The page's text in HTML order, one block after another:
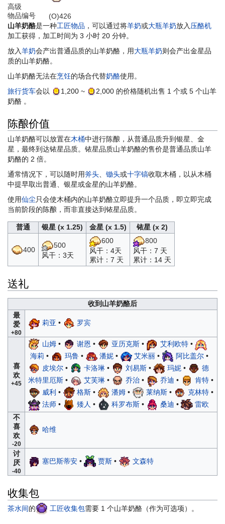
高级
物品编号
(O)426
山羊奶酪是一种工匠物品 ，可以通过将羊奶或大瓶羊奶放入 压酪机
加工获得，加工时间为 3 小时 20 分钟。
放入羊奶会产出普通品质的山羊奶酪，用大瓶羊奶则会产出金星品
质的山羊奶酪。
山羊奶酪无法在烹饪的场合代替奶酪使用。
旅行货车会以 1,200 ~ 2,000 的价格随机出售 1 个或 5 个山羊
奶酪 。
陈酿价值
山羊奶酪可以放置在木桶中进行陈酿，从普通品质升到银星、金
星，最终到达铱星品质。铱星品质山羊奶酪的售价是普通品质山羊
奶酪的 2 倍。
通常情况下，可以随时用斧头 锄头或十字镐收取木桶，以从木桶
中提早取出普通、银星或金星的山羊奶酪。
使用仙尘只会使木桶内的山羊奶酪立即提升一个品质，即立即完成
当前阶段的陈酿，而非直接达到铱星品质。
普通 银星 (x 1.25) 金星 (x 1.5) 铱星 (x 2)
400
500
风干：3天
600
风干：4天
累计：7 天
800
风干：7 天
累计：14 天
送礼
收到山羊奶酪后
最
爱
+80
莉亚 • 罗宾
喜
欢
+45
山姆• 谢恩 • 亚历克斯• 艾利欧特•
海莉 • 玛鲁• 潘妮• 艾米丽• 阿比盖尔•
皮埃尔• 卡洛琳• 刘易斯• 玛妮•
德
米特里厄斯• 艾芙琳• 乔治• 乔迪 • 肯特•
威利 • 格斯• 潘姆• 莱纳斯• 克林特•
法师• 矮人 • 科罗布斯• 桑迪 •
雷欧
不
喜
欢
-20
哈维
讨
厌
-40
塞巴斯蒂安• 贾斯• 文森特
收集包
茶水间的 工匠收集包需要 1 个山羊奶酪（作为可选项）。